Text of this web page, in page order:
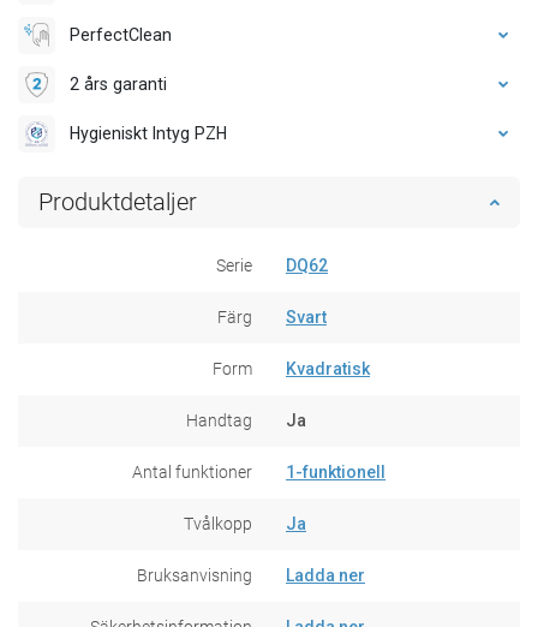
PerfectClean
2 års garanti
Hygieniskt Intyg PZH
Produktdetaljer
Serie DQ62
Färg Svart
Form Kvadratisk
Handtag Ja
Antal funktioner 1-funktionell
Tvålkopp Ja
Bruksanvisning Ladda ner